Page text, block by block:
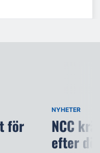
för
NYHETER
NCC
efter